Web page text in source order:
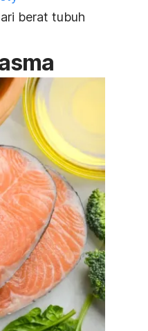
berat tubuh